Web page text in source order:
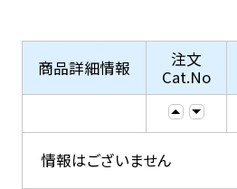
商品詳細情報
注文
Cat.No
情報はございません